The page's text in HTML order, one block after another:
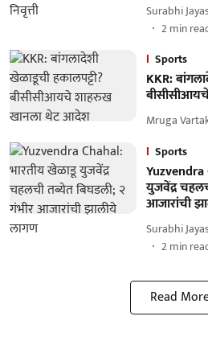
Surabhi
2min
Sports
KKR:
Mruga
Sports
Yuzvendra
युजवेंद्र
आजारांची
Surabhi
2min
Read